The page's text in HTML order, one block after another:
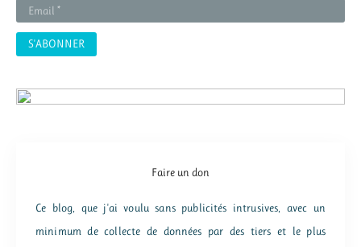
:
Faire un don
Ce blog, que j'ai voulu sans publicités intrusives, avec un
minimum de collecte de données par des tiers et le plus